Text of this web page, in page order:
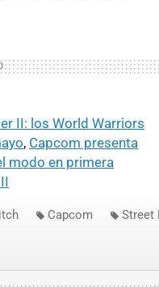
II: los World Warriors
, Capcom presenta
modo en primera
Capcom Street